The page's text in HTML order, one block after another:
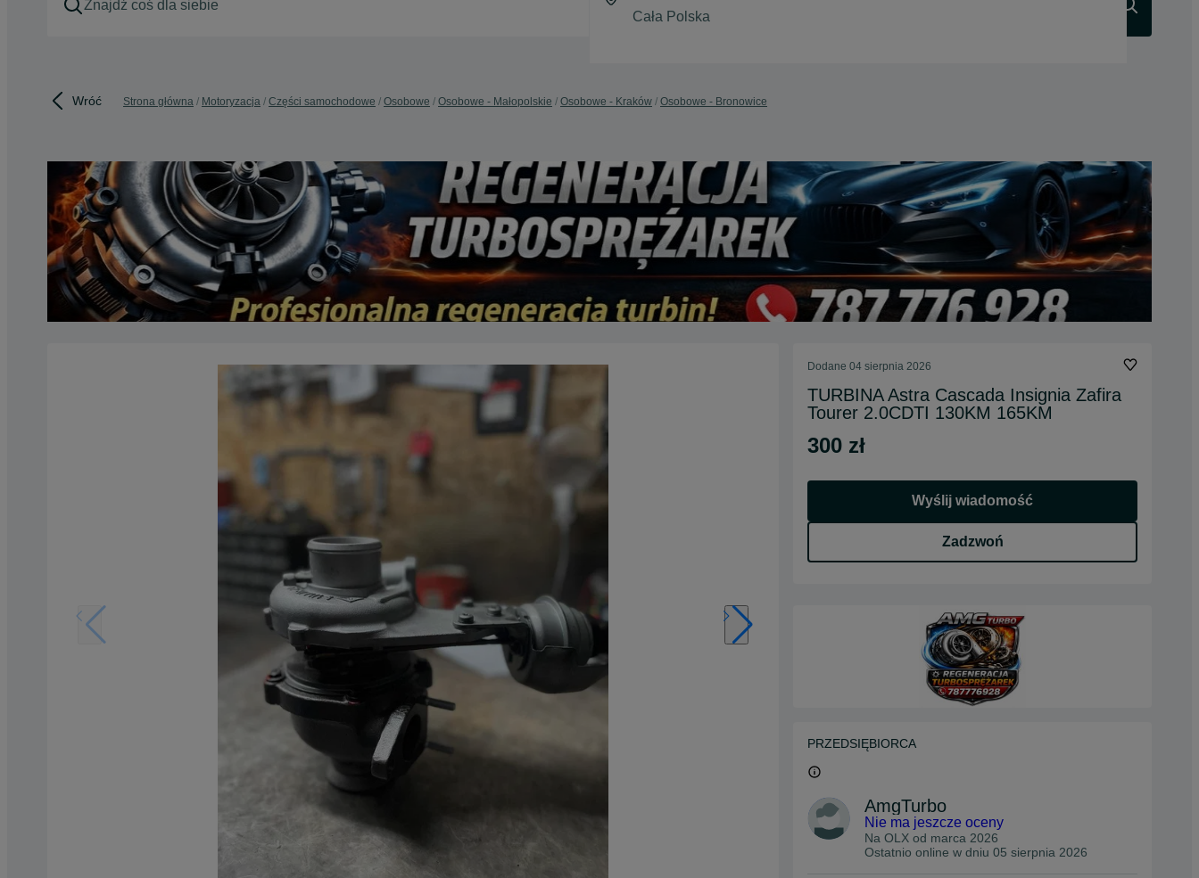
Wróć Strona główna Motoryzacja Części samochodowe Osobowe Osobowe - Małopolskie Osobowe - Kraków Osobowe - Bronowice
Dodane 04 sierpnia 2026
TURBINA Astra Cascada Insignia Zafira
Tourer 2.0CDTI 130KM 165KM
300 zł
Wyślij wiadomość
Zadzwoń
PRZEDSIĘBIORCA
AmgTurbo
Nie ma jeszcze oceny
Na OLX od marca 2026
Ostatnio online w dniu 05 sierpnia 2026